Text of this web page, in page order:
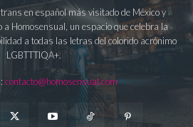
en español más visitado de México y
a Homosensual, un espacio que celebra la
a todas las letras del colorido acrónimo
LGBTTTIQA+.
contacto@homosensual.com